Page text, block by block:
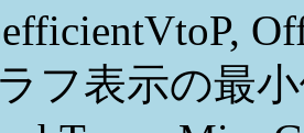
フ表示の最